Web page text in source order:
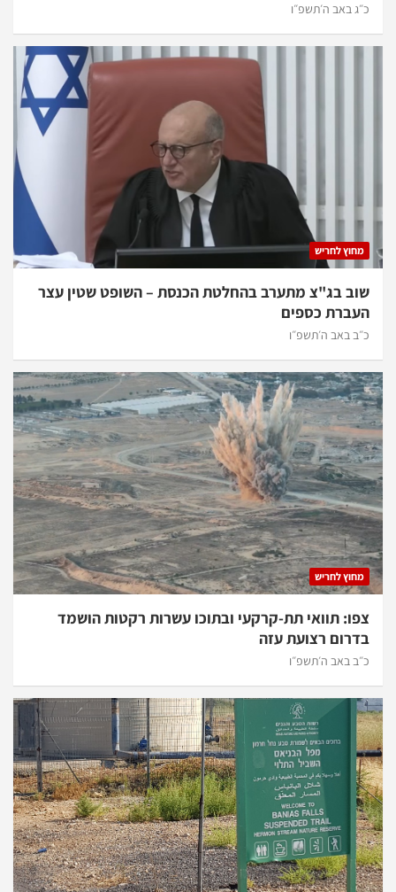
כ״ג באב ה׳תשפ״ו
מחוץ לחריש
שוב בג"צ מתערב בהחלטת הכנסת – השופט שטין עצר
העברת כספים
כ״ב באב ה׳תשפ״ו
מחוץ לחריש
צפו: תוואי תת-קרקעי ובתוכו עשרות רקטות הושמד
בדרום רצועת עזה
כ״ב באב ה׳תשפ״ו